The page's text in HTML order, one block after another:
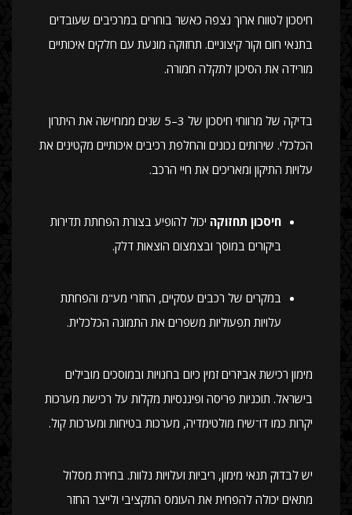
חיסכון לטווח ארוך נצפה כאשר בוחרים במרכיבים שעובדים
בתנאי חום וקור קיצוניים. תחזוקה מונעת עם חלקים איכותיים
מורידה את הסיכון לתקלה חמורה.
בדיקה של מרווחי חיסכון של 3–5 שנים ממחישה את היתרון
הכלכלי. שירותים נכונים והחלפת רכיבים איכותיים מקטינים את
עלויות התיקון ומאריכים את חיי הרכב.
חיסכון תחזוקה יכול להופיע בצורת הפחתת תדירות
ביקורים במוסך ובצמצום הוצאות דלק.
במקרים של רכבים עסקיים, החזרי מע"מ והפחתת
עלויות תפעוליות משפרים את התמונה הכלכלית.
מימון רכישת אביזרים זמין כיום בחנויות ובמוסכים מובילים
בישראל. תוכניות פריסה ופיננסיות מקלות על רכישת מערכות
יקרות כמו דו־שיח מולטימדיה, מערכות בטיחות ומערכות קול.
יש לבדוק תנאי מימון, ריביות ועלויות נלוות. בחירת מסלול
מתאים יכולה להפחית את העומס התקציבי ולייצר החזר